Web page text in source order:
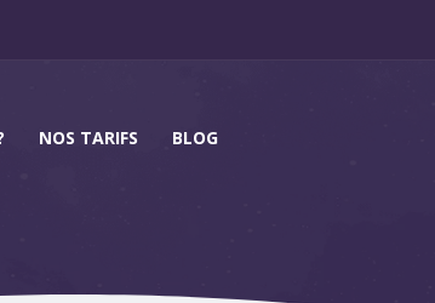
NOS TARIFS BLOG